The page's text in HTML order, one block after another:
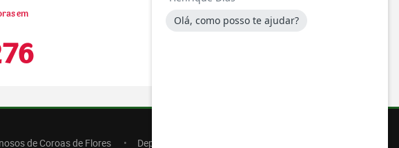
em
de Coroas de Flores Depoimentos